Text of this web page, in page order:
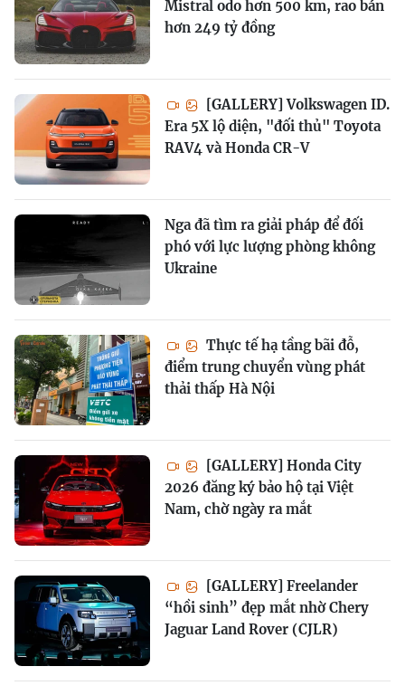
Mistral odo hơn 500 km, rao bán
hơn 249 tỷ đồng
[GALLERY] Volkswagen ID.
Era 5X lộ diện, "đối thủ" Toyota
RAV4 và Honda CR-V
Nga đã tìm ra giải pháp để đối
phó với lực lượng phòng không
Ukraine
Thực tế hạ tầng bãi đỗ,
điểm trung chuyển vùng phát
thải thấp Hà Nội
[GALLERY] Honda City
2026 đăng ký bảo hộ tại Việt
Nam, chờ ngày ra mắt
[GALLERY] Freelander
“hồi sinh” đẹp mắt nhờ Chery
Jaguar Land Rover (CJLR)